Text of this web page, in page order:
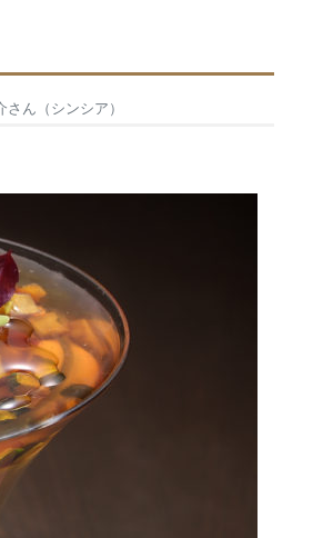
ん（シンシア）